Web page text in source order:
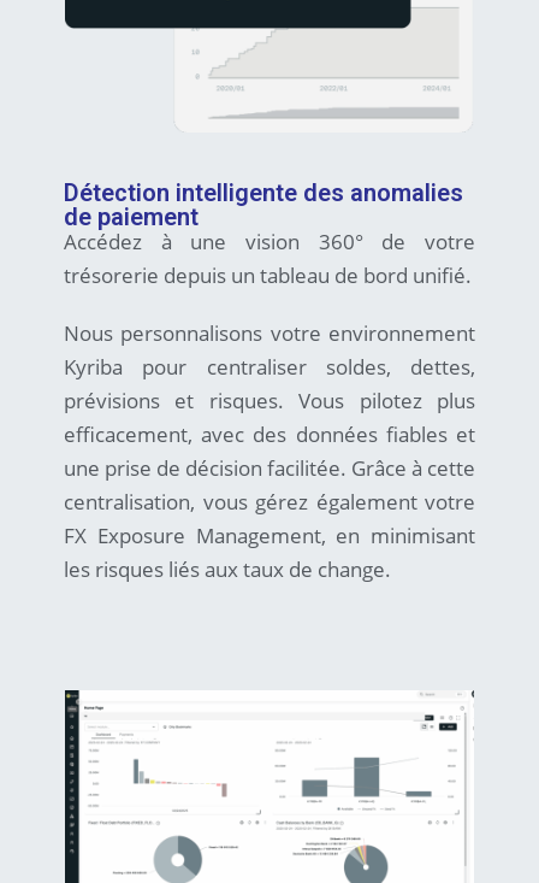
Détection intelligente des anomalies
de paiement
Accédez à une vision 360° de votre
trésorerie depuis un tableau de bord unifié.
Nous personnalisons votre environnement
Kyriba pour centraliser soldes, dettes,
prévisions et risques. Vous pilotez plus
efficacement, avec des données fiables et
une prise de décision facilitée. Grâce à cette
centralisation, vous gérez également votre
FX Exposure Management, en minimisant
les risques liés aux taux de change.